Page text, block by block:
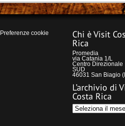
Preferenze cookie Chi è Visit
Rica
Promedia
via Catania 1/L
Centro Direzionale
SUD
46031 San Biagio
L’archivio di
Costa Rica
L’archivio
di